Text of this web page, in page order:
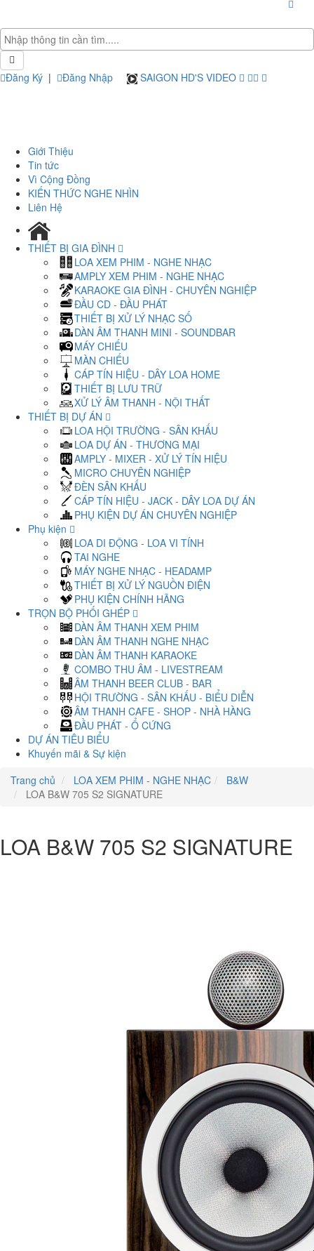
Đăng Ký | Đăng Nhập SAIGON HD'S VIDEO
Giới Thiệu
Tin tức
Vì Cộng Đồng
KIẾN THỨC NGHE NHÌN
Liên Hệ
THIẾT BỊ GIA ĐÌNH
LOA XEM PHIM - NGHE NHẠC
AMPLY XEM PHIM - NGHE NHẠC
KARAOKE GIA ĐÌNH - CHUYÊN NGHIỆP
ĐẦU CD - ĐẦU PHÁT
THIẾT BỊ XỬ LÝ NHẠC SỐ
DÀN ÂM THANH MINI - SOUNDBAR
MÁY CHIẾU
MÀN CHIẾU
CÁP TÍN HIỆU - DÂY LOA HOME
THIẾT BỊ LƯU TRỮ
XỬ LÝ ÂM THANH - NỘI THẤT
THIẾT BỊ DỰ ÁN
LOA HỘI TRƯỜNG - SÂN KHẤU
LOA DỰ ÁN - THƯƠNG MẠI
AMPLY - MIXER - XỬ LÝ TÍN HIỆU
MICRO CHUYÊN NGHIỆP
ĐÈN SÂN KHẤU
CÁP TÍN HIỆU - JACK - DÂY LOA DỰ ÁN
PHỤ KIỆN DỰ ÁN CHUYÊN NGHIỆP
Phụ kiện
LOA DI ĐỘNG - LOA VI TÍNH
TAI NGHE
MÁY NGHE NHẠC - HEADAMP
THIẾT BỊ XỬ LÝ NGUỒN ĐIỆN
PHỤ KIỆN CHÍNH HÃNG
TRỌN BỘ PHỐI GHÉP
DÀN ÂM THANH XEM PHIM
DÀN ÂM THANH NGHE NHẠC
DÀN ÂM THANH KARAOKE
COMBO THU ÂM - LIVESTREAM
ÂM THANH BEER CLUB - BAR
HỘI TRƯỜNG - SÂN KHẤU - BIỂU DIỄN
ÂM THANH CAFE - SHOP - NHÀ HÀNG
ĐẦU PHÁT - Ổ CỨNG
DỰ ÁN TIÊU BIỂU
Khuyến mãi & Sự kiện
Trang chủ
LOA XEM PHIM - NGHE NHẠC
B&W
LOA B&W 705 S2 SIGNATURE
LOA B&W 705 S2 SIGNATURE